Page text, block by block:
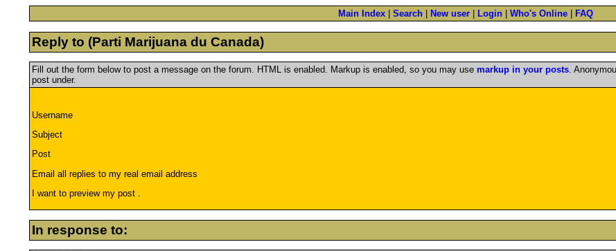
Main Index Search New user Login Who's Online FAQ
Reply to (Parti Marijuana du Canada)
Fill out the form below to post a message on the forum. HTML is enabled. Markup is enabled, so you may use markup in your posts.
post under.
Username
Subject
Post
Email all replies to my real email address
I want to preview my post .
In response to: